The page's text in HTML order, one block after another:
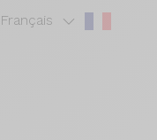
Français